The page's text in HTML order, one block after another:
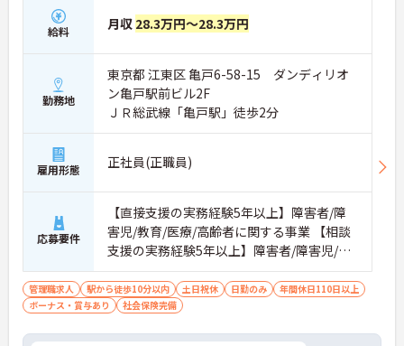
給料 月収 28.3万円～28.3万円
勤務地
東京都 江東区 亀戸6-58-15 ダンディリオ
ン亀戸駅前ビル2F
ＪＲ総武線「亀戸駅」徒歩2分
雇用形態 正社員(正職員)
応募要件
【直接支援の実務経験5年以上】障害者/障
害児/教育/医療/高齢者に関する事業 【相談
支援の実務経験5年以上】障害者/障害児/教
育/医療/高齢者に関する事業
管理職求人 駅から徒歩10分以内 土日祝休 日勤のみ
年間休日110日以上
ボーナス・賞与あり
社会保険完備